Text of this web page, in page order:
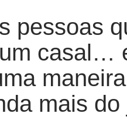
pessoas
casal…
mais